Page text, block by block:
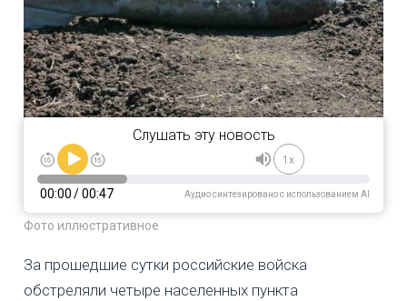
Слушать эту новость
1x
00:00/00:47 Аудио синтезировано с использованием AI
Фото иллюстративное
За прошедшие сутки российские войска
обстреляли четыре населенных пункта